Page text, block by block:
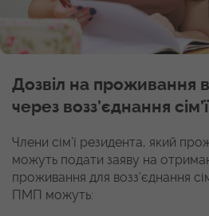
Дозвіл на проживання в
через возз’єднання сім’ї
Члени сім’ї резидента, який
можуть подати заяву на
проживання для возз’єднання
ПМП можуть: